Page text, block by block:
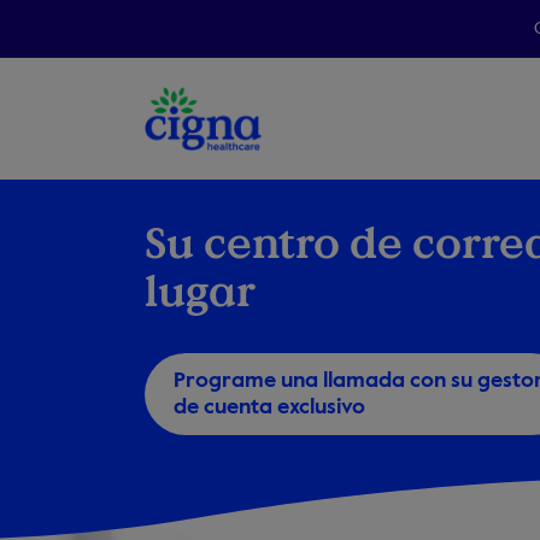
Su centro de
lugar
Programe una llamada con su
de cuenta exclusivo